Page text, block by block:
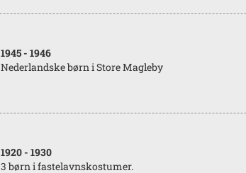
1945 - 1946
Nederlandske børn i Store Magleby
1920 - 1930
3 børn i fastelavnskostumer.